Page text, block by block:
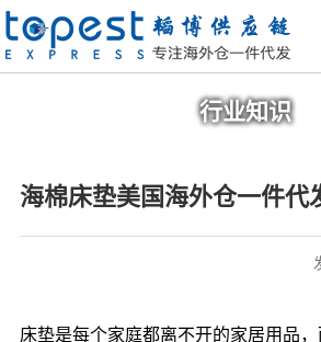
行业知识
海棉床垫美国海外仓一件代
床垫是每个家庭都离不开的家居用品